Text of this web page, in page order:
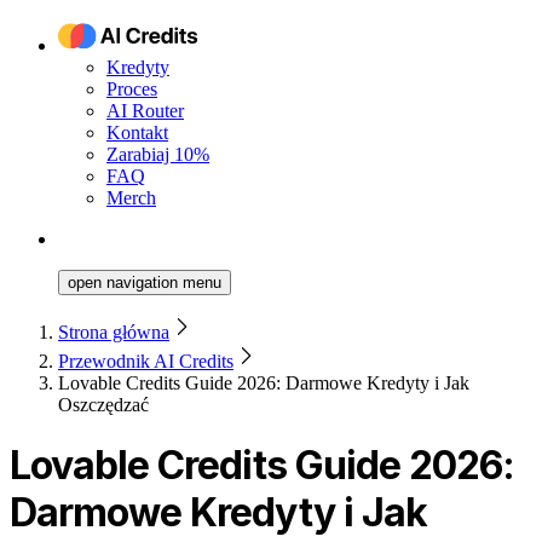
Kredyty
Proces
AI Router
Kontakt
Zarabiaj 10%
FAQ
Merch
open navigation menu
Strona główna
Przewodnik AI Credits
Lovable Credits Guide 2026: Darmowe Kredyty i Jak
Oszczędzać
Lovable Credits Guide 2026:
Darmowe Kredyty i Jak